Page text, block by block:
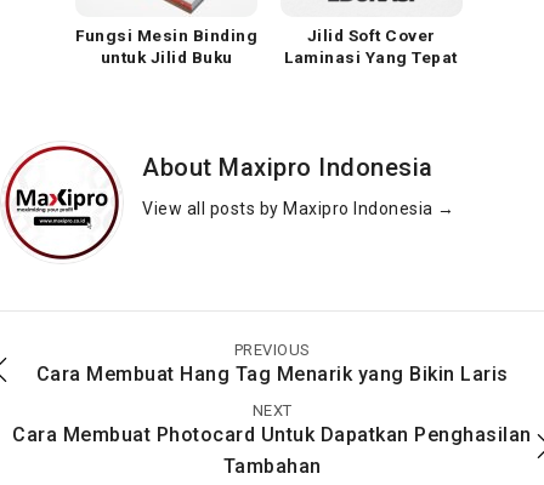
Fungsi Mesin Binding
untuk Jilid Buku
Jilid Soft Cover
Laminasi Yang Tepat
Pelipat Kertas Manual
3 In 1
Manual MP858 ST
About Maxipro Indonesia
View all posts by Maxipro Indonesia →
PREVIOUS
Cara Membuat Hang Tag Menarik yang Bikin Laris
NEXT
Cara Membuat Photocard Untuk Dapatkan Penghasilan
Tambahan